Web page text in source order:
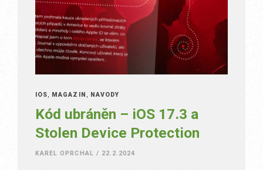
IOS, MAGAZÍN , NÁVODY
Kód ubráněn – iOS 17.3 a
Stolen Device Protection
KAREL OPRCHAL / 22.2.2024